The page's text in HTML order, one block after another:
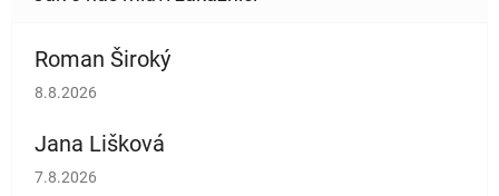
Roman Široký
Hodnocení obchodu je 5 z 5 hvězdiček.
8.8.2026
Jana Lišková
Hodnocení obchodu je 5 z 5 hvězdiček.
7.8.2026